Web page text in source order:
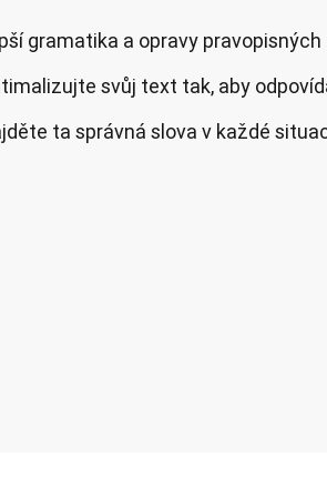
gramatika a opravy pravopisných
svůj text tak, aby
ta správná slova v každé